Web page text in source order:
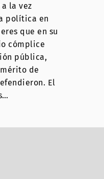
la vez
política en
que en su
cómplice
pública,
de
El